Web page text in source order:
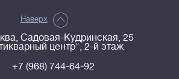
Наверх
Садовая-Кудринская, 25
центр", 2-й этаж
+7 (968) 744-64-92